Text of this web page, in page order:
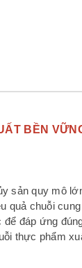
BỀN
sản quy mô
quả chuỗi
đáp ứng
thực phẩm